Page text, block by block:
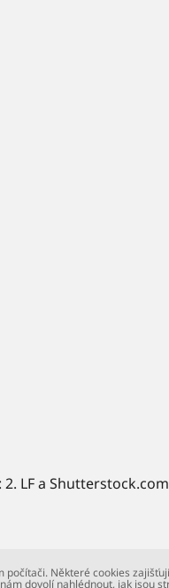
LF a
Některé cookies
dovolí nahlédnout, jak jsou